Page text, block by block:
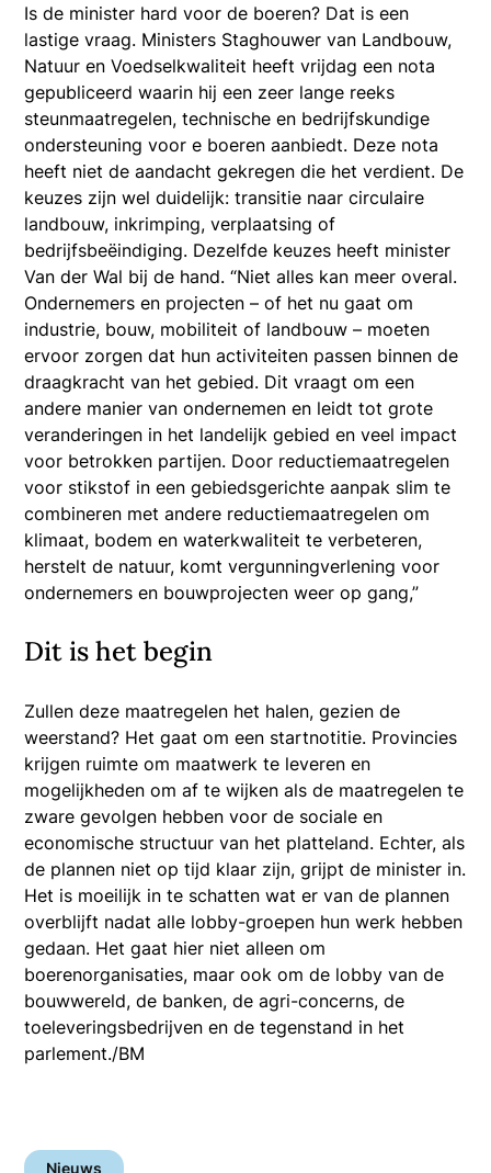
Is de minister hard voor de boeren? Dat is een
lastige vraag. Ministers Staghouwer van Landbouw,
Natuur en Voedselkwaliteit heeft vrijdag een nota
gepubliceerd waarin hij een zeer lange reeks
steunmaatregelen, technische en bedrijfskundige
ondersteuning voor e boeren aanbiedt. Deze nota
heeft niet de aandacht gekregen die het verdient. De
keuzes zijn wel duidelijk: transitie naar circulaire
landbouw, inkrimping, verplaatsing of
bedrijfsbeëindiging. Dezelfde keuzes heeft minister
Van der Wal bij de hand. “Niet alles kan meer overal.
Ondernemers en projecten – of het nu gaat om
industrie, bouw, mobiliteit of landbouw – moeten
ervoor zorgen dat hun activiteiten passen binnen de
draagkracht van het gebied. Dit vraagt om een
andere manier van ondernemen en leidt tot grote
veranderingen in het landelijk gebied en veel impact
voor betrokken partijen. Door reductiemaatregelen
voor stikstof in een gebiedsgerichte aanpak slim te
combineren met andere reductiemaatregelen om
klimaat, bodem en waterkwaliteit te verbeteren,
herstelt de natuur, komt vergunningverlening voor
ondernemers en bouwprojecten weer op gang,”
Dit is het begin
Zullen deze maatregelen het halen, gezien de
weerstand? Het gaat om een startnotitie. Provincies
krijgen ruimte om maatwerk te leveren en
mogelijkheden om af te wijken als de maatregelen te
zware gevolgen hebben voor de sociale en
economische structuur van het platteland. Echter, als
de plannen niet op tijd klaar zijn, grijpt de minister in.
Het is moeilijk in te schatten wat er van de plannen
overblijft nadat alle lobby-groepen hun werk hebben
gedaan. Het gaat hier niet alleen om
boerenorganisaties, maar ook om de lobby van de
bouwwereld, de banken, de agri-concerns, de
toeleveringsbedrijven en de tegenstand in het
parlement./BM
Nieuws